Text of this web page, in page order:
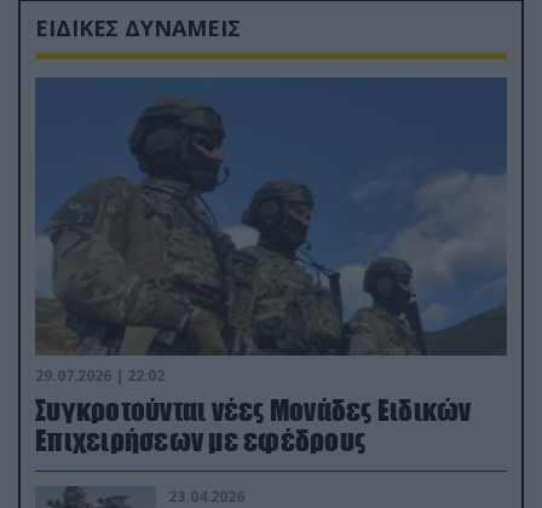
ΕΙΔΙΚΕΣ ΔΥΝΑΜΕΙΣ
29.07.2026 | 22:02
Συγκροτούνται νέες Μονάδες Ειδικών
Επιχειρήσεων με εφέδρους
23.04.2026